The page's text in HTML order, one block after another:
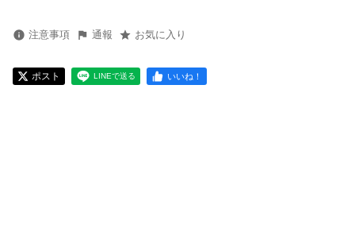
注意事項 通報 お気に入り
ポスト LINEで送る いいね！